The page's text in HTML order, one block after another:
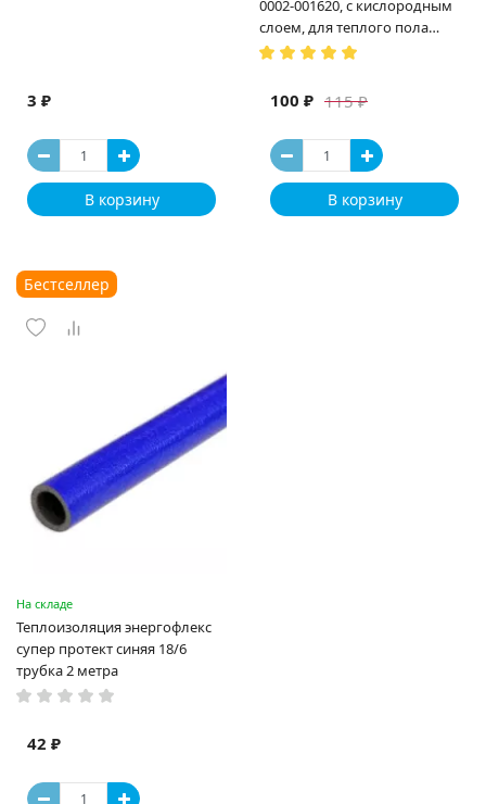
3 ₽
В корзину
0002-001620, с кислородным
слоем, для теплого пола
(Испания)
115 ₽
100 ₽
В корзину
Бестселлер
На складе
Теплоизоляция энергофлекс
супер протект синяя 18/6
трубка 2 метра
42 ₽